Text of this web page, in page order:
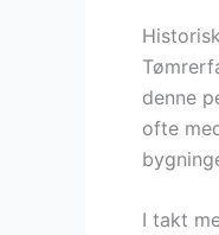
denne
ofte
I takt